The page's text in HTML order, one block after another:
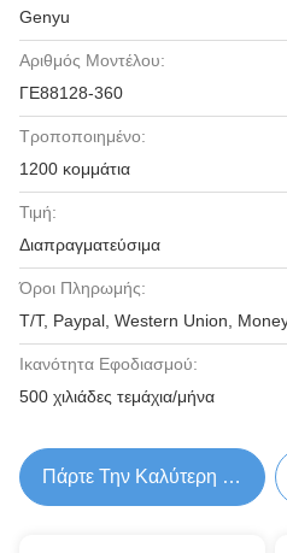
Genyu
Αριθμός Μοντέλου:
ΓΕ88128-360
Τροποποιημένο:
1200 κομμάτια
Τιμή:
Διαπραγματεύσιμα
Όροι Πληρωμής:
T/T, Paypal, Western Union,
Ικανότητα Εφοδιασμού:
500 χιλιάδες τεμάχια/μήνα
Πάρτε Την Καλύτερη Τιμή